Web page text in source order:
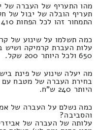
מהו התעריף של העברה של
תעריף הובלה של יבול של
התמחור זהו לכל הפחות 410 שקלים.
כמה תשלמו על שינוע של
עלות העברת קרמיקה ושיש
650 ולכל היותר 200 שקל.
מה יעלה שינוע של פינת
היותר 240 ש"ח.
כמה נשלם על העברה של
והסביבה?
עלותה של העברה של